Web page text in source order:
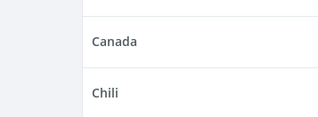
Canada
Chili